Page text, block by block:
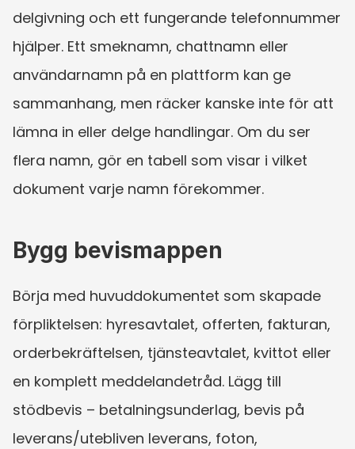
delgivning och ett fungerande telefonnummer
hjälper. Ett smeknamn, chattnamn eller
användarnamn på en plattform kan ge
sammanhang, men räcker kanske inte för att
lämna in eller delge handlingar. Om du ser
flera namn, gör en tabell som visar i vilket
dokument varje namn förekommer.
Bygg bevismappen
Börja med huvuddokumentet som skapade
förpliktelsen: hyresavtalet, offerten, fakturan,
orderbekräftelsen, tjänsteavtalet, kvittot eller
en komplett meddelandetråd. Lägg till
stödbevis – betalningsunderlag, bevis på
leverans/utebliven leverans, foton,